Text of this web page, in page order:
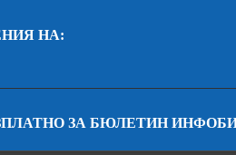
НА:
ЗА БЮЛЕТИН